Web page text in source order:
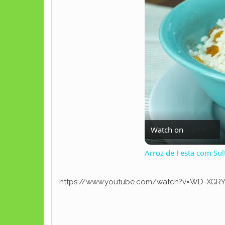
Watch on
Arroz de Festa com
https://www.youtube.com/watch?v=WD-